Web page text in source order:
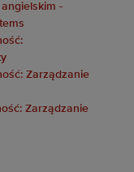
-
Zarządzanie
Zarządzanie